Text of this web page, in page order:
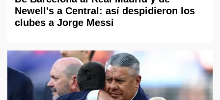
Newell's a Central: así despidieron los
clubes a Jorge Messi